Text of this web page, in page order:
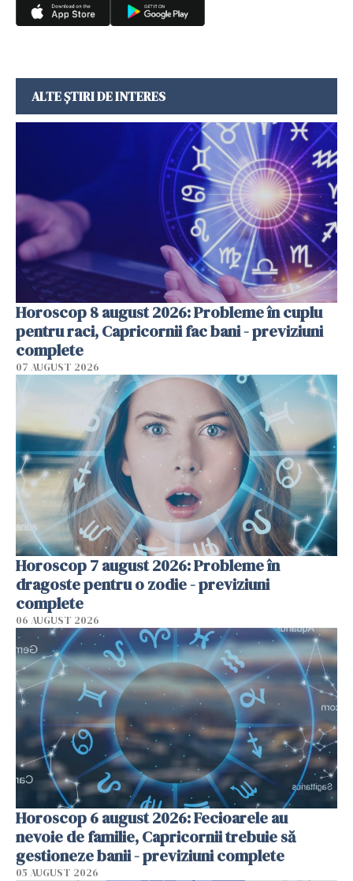
ALTE ȘTIRI DE INTERES
Horoscop 8 august 2026: Probleme în cuplu
pentru raci, Capricornii fac bani - previziuni
complete
07 AUGUST 2026
Horoscop 7 august 2026: Probleme în
dragoste pentru o zodie - previziuni
complete
06 AUGUST 2026
Horoscop 6 august 2026: Fecioarele au
nevoie de familie, Capricornii trebuie să
gestioneze banii - previziuni complete
05 AUGUST 2026